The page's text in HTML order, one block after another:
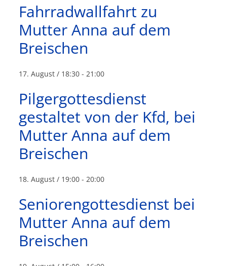
Fahrradwallfahrt zu
Mutter Anna auf dem
Breischen
17. August / 18:30 - 21:00
Pilgergottesdienst
gestaltet von der Kfd, bei
Mutter Anna auf dem
Breischen
18. August / 19:00 - 20:00
Seniorengottesdienst bei
Mutter Anna auf dem
Breischen